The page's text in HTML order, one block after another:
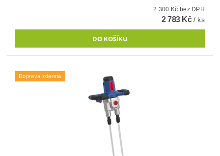
2 300 Kč bez DPH
2 783 Kč/ ks
Doprava zdarma